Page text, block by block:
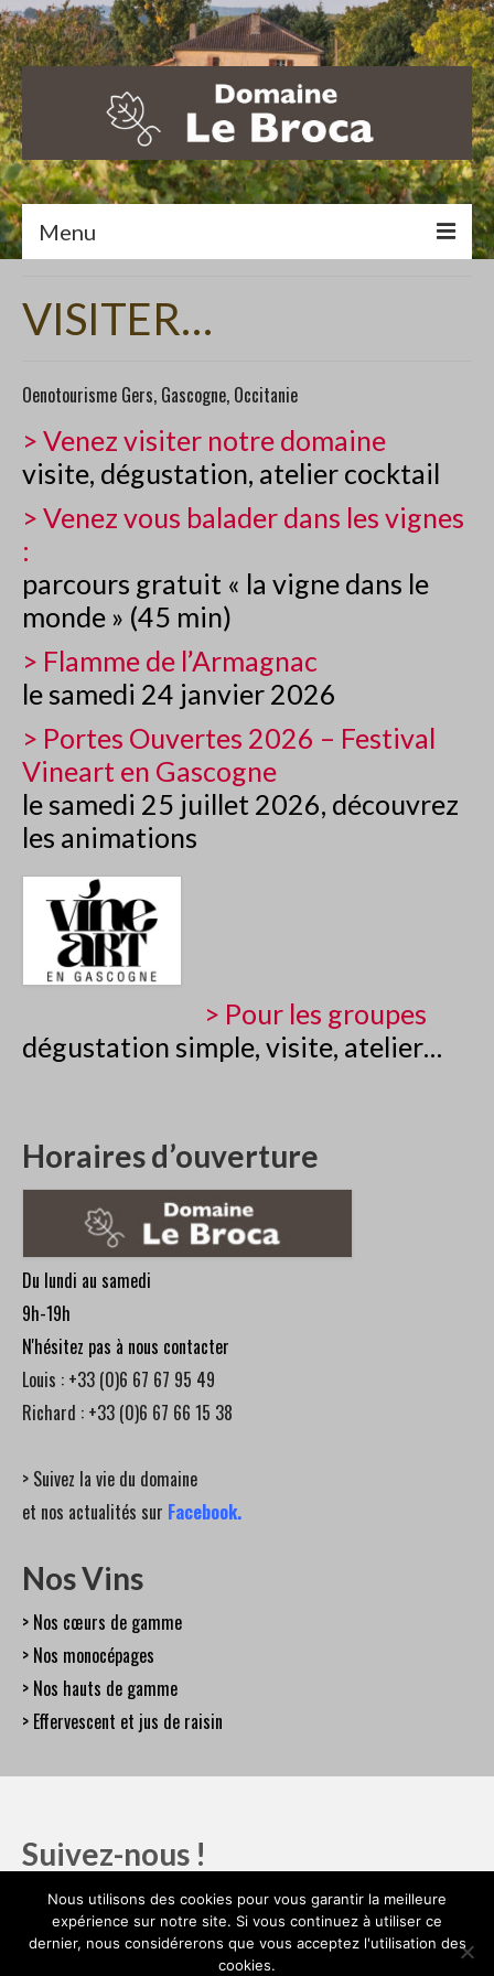
Menu
LE DOMAINE
NOS COEURS DE GAMME
NOS MONOCÉPAGES
NOS HAUTS DE GAMME
NOS ARMAGNACS
VISITER
VISITE & DÉCOUVERTE
BALADE DANS LES VIGNES
FLAMME DE L’ARMAGNAC
PORTES OUVERTES (VINEART)
POUR LES GROUPES
COMMANDER
CONTACT
VISITER…
Oenotourisme Gers, Gascogne, Occitanie
> Venez visiter notre domaine
visite, dégustation, atelier cocktail
> Venez vous balader dans les vignes
:
parcours gratuit « la vigne dans le
monde » (45 min)
> Flamme de l’Armagnac
le samedi 24 janvier 2026
> Portes Ouvertes 2026 – Festival
Vineart en Gascogne
le samedi 25 juillet 2026, découvrez
les animations
> Pour les groupes
dégustation simple, visite, atelier…
Horaires d’ouverture
Du lundi au samedi
9h-19h
N'hésitez pas à nous contacter
Louis : +33 (0)6 67 67 95 49
Richard : +33 (0)6 67 66 15 38
> Suivez la vie du domaine
et nos actualités sur Facebook.
Nos Vins
> Nos cœurs de gamme
> Nos monocépages
> Nos hauts de gamme
> Effervescent et jus de raisin
Suivez-nous !
Nous utilisons des cookies pour vous garantir la meilleure
expérience sur notre site. Si vous continuez à utiliser ce
dernier, nous considérerons que vous acceptez l'utilisation des
cookies.